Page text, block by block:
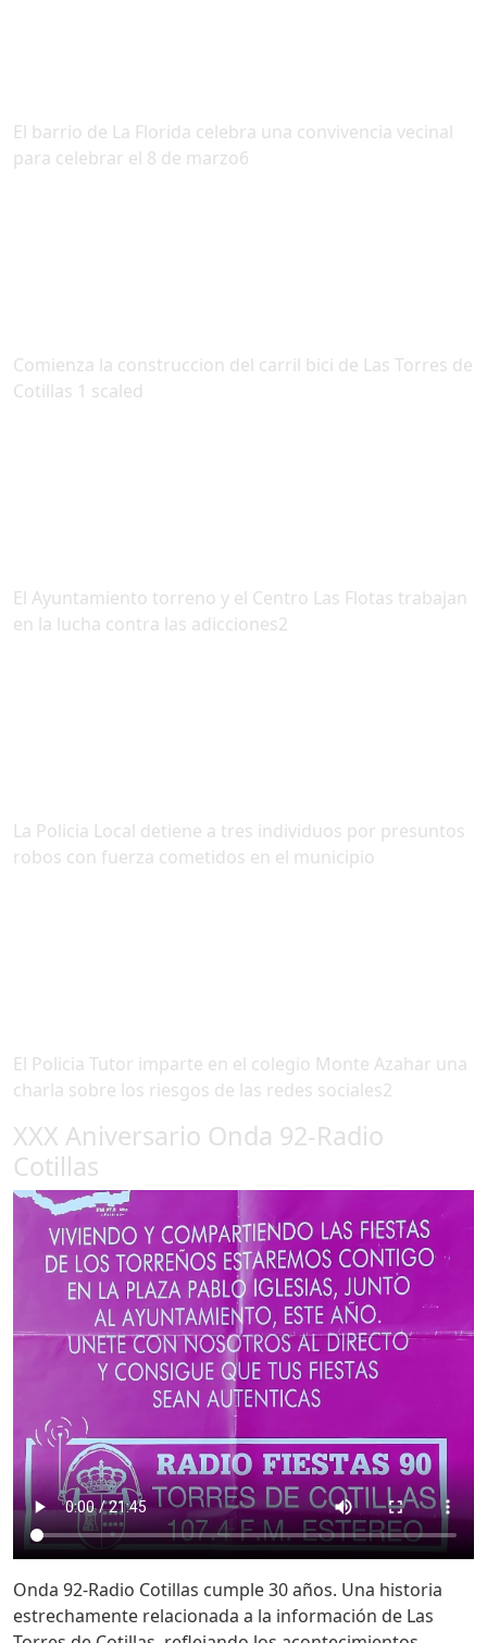
El barrio de La Florida celebra una convivencia vecinal
para celebrar el 8 de marzo6
Comienza la construccion del carril bici de Las Torres de
Cotillas 1 scaled
El Ayuntamiento torreno y el Centro Las Flotas trabajan
en la lucha contra las adicciones2
La Policia Local detiene a tres individuos por presuntos
robos con fuerza cometidos en el municipio
El Policia Tutor imparte en el colegio Monte Azahar una
charla sobre los riesgos de las redes sociales2
XXX Aniversario Onda 92-Radio
Cotillas
Onda 92-Radio Cotillas cumple 30 años. Una historia
estrechamente relacionada a la información de Las